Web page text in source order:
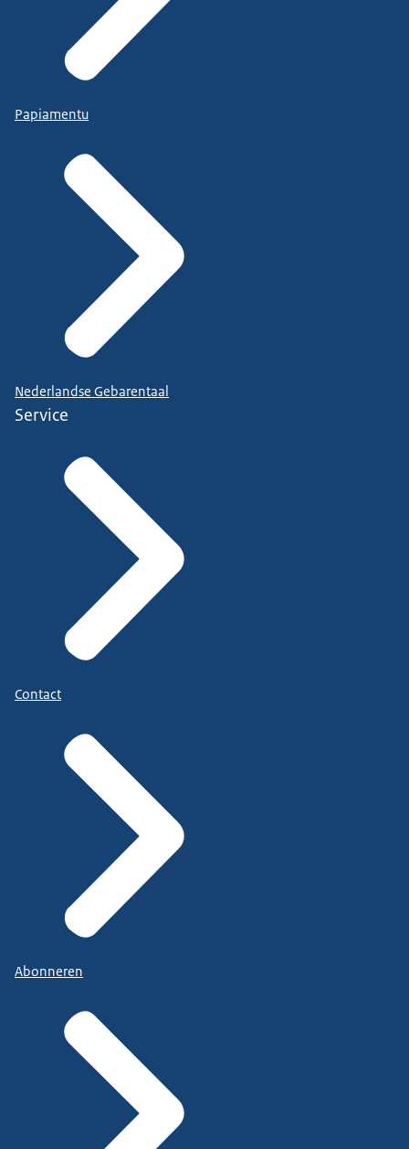
Papiamentu
Nederlandse Gebarentaal
Service
Contact
Abonneren